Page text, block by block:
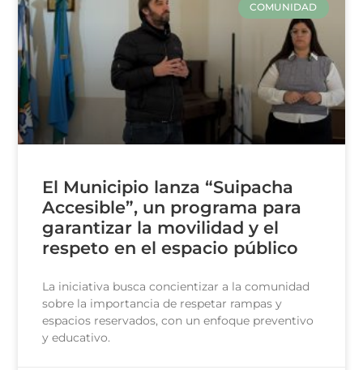
COMUNIDAD
El Municipio lanza “Suipacha
Accesible”, un programa para
garantizar la movilidad y el
respeto en el espacio público
La iniciativa busca concientizar a la comunidad
sobre la importancia de respetar rampas y
espacios reservados, con un enfoque preventivo
y educativo.